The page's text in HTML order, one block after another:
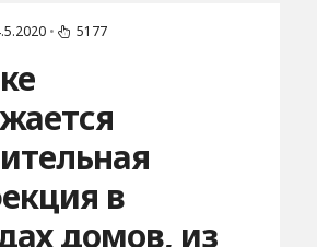
• 5177
в
домов, из